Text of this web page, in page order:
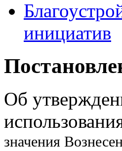
инициатив
Об
значения